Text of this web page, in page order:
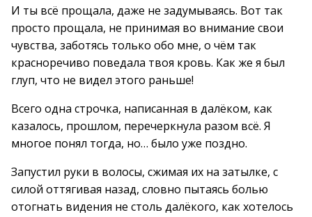
И ты всё прощала, даже не задумываясь. Вот так
просто прощала, не принимая во внимание свои
чувства, заботясь только обо мне, о чём так
красноречиво поведала твоя кровь. Как же я был
глуп, что не видел этого раньше!
Всего одна строчка, написанная в далёком, как
казалось, прошлом, перечеркнула разом всё. Я
многое понял тогда, но… было уже поздно.
Запустил руки в волосы, сжимая их на затылке, с
силой оттягивая назад, словно пытаясь болью
отогнать видения не столь далёкого, как хотелось